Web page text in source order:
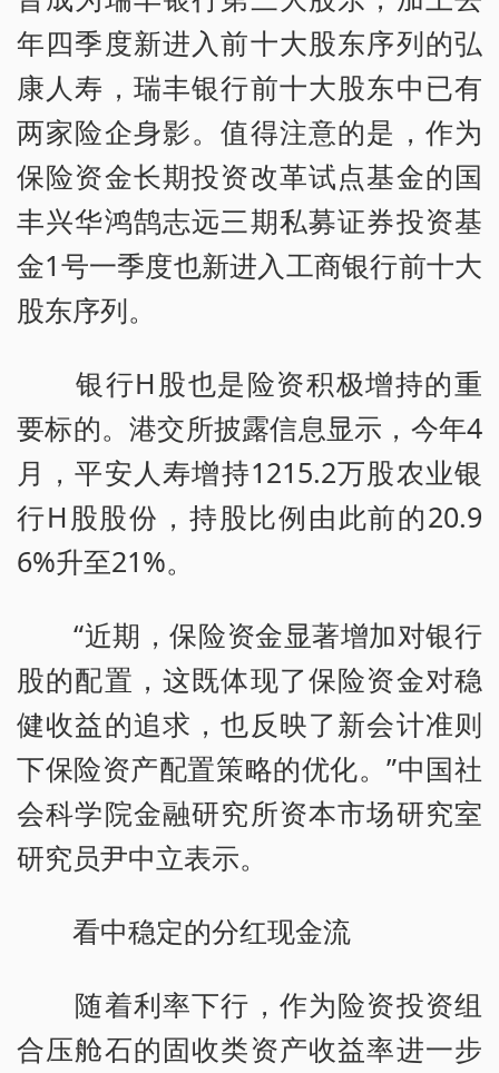
年四季度新进入前十大股东序列的弘
康人寿，瑞丰银行前十大股东中已有
两家险企身影。值得注意的是，作为
保险资金长期投资改革试点基金的国
丰兴华鸿鹄志远三期私募证券投资基
金1号一季度也新进入工商银行前十大
股东序列。
银行H股也是险资积极增持的重
要标的。港交所披露信息显示，今年4
月，平安人寿增持1215.2万股农业银
行H股股份，持股比例由此前的20.9
6%升至21%。
“近期，保险资金显著增加对银行
股的配置，这既体现了保险资金对稳
健收益的追求，也反映了新会计准则
下保险资产配置策略的优化。”中国社
会科学院金融研究所资本市场研究室
研究员尹中立表示。
看中稳定的分红现金流
随着利率下行，作为险资投资组
合压舱石的固收类资产收益率进一步